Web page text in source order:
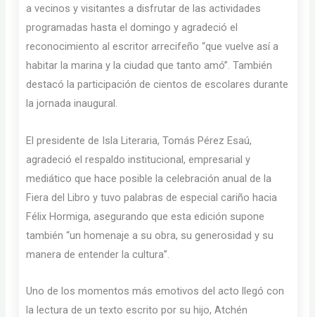
a vecinos y visitantes a disfrutar de las actividades
programadas hasta el domingo y agradeció el
reconocimiento al escritor arrecifeño “que vuelve así a
habitar la marina y la ciudad que tanto amó”. También
destacó la participación de cientos de escolares durante
la jornada inaugural.
El presidente de Isla Literaria, Tomás Pérez Esaú,
agradeció el respaldo institucional, empresarial y
mediático que hace posible la celebración anual de la
Fiera del Libro y tuvo palabras de especial cariño hacia
Félix Hormiga, asegurando que esta edición supone
también “un homenaje a su obra, su generosidad y su
manera de entender la cultura”.
Uno de los momentos más emotivos del acto llegó con
la lectura de un texto escrito por su hijo, Atchén